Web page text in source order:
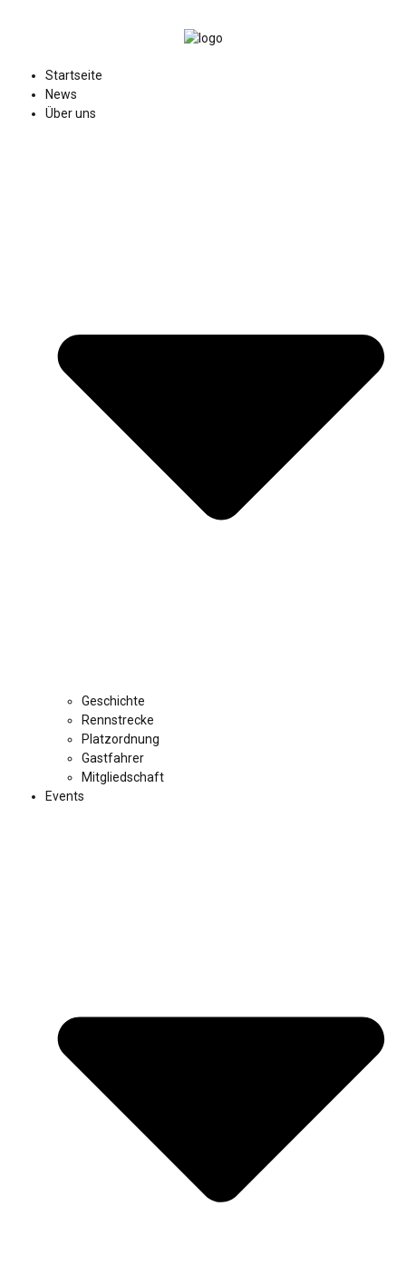
Startseite
News
Über uns
Geschichte
Rennstrecke
Platzordnung
Gastfahrer
Mitgliedschaft
Events